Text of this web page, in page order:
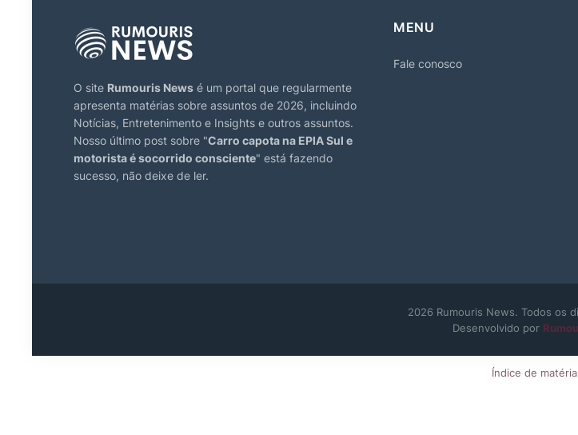
O site Rumouris News é um portal que regularmente
apresenta matérias sobre assuntos de 2026, incluindo
Notícias, Entretenimento e Insights e outros assuntos.
Nosso último post sobre "Carro capota na EPIA Sul e
motorista é socorrido consciente" está fazendo
sucesso, não deixe de ler.
MENU
Fale conosco
2026 Rumouris News. Todos os
Desenvolvido por
Índice de